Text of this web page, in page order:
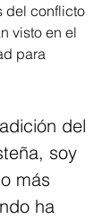
del conflicto
visto en el
para
del
soy
más
ha